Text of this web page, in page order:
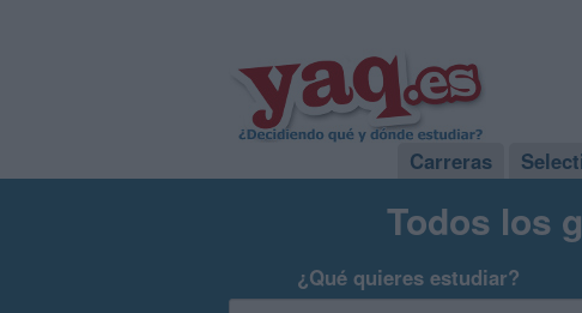
Carreras
Todos los
¿Qué quieres estudiar?